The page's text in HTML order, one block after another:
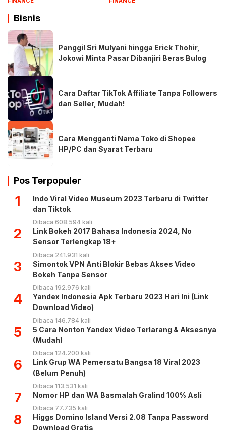
Bisnis
Panggil Sri Mulyani hingga Erick Thohir,
Jokowi Minta Pasar Dibanjiri Beras Bulog
Cara Daftar TikTok Affiliate Tanpa Followers
dan Seller, Mudah!
Cara Mengganti Nama Toko di Shopee
HP/PC dan Syarat Terbaru
Pos Terpopuler
1
Indo Viral Video Museum 2023 Terbaru di Twitter
dan Tiktok
Dibaca 608.594 kali
2
Link Bokeh 2017 Bahasa Indonesia 2024, No
Sensor Terlengkap 18+
Dibaca 241.931 kali
3
Simontok VPN Anti Blokir Bebas Akses Video
Bokeh Tanpa Sensor
Dibaca 192.976 kali
4
Yandex Indonesia Apk Terbaru 2023 Hari Ini (Link
Download Video)
Dibaca 146.784 kali
5
5 Cara Nonton Yandex Video Terlarang & Aksesnya
(Mudah)
Dibaca 124.200 kali
6
Link Grup WA Pemersatu Bangsa 18 Viral 2023
(Belum Penuh)
Dibaca 113.531 kali
7 Nomor HP dan WA Basmalah Gralind 100% Asli
Dibaca 77.735 kali
8
Higgs Domino Island Versi 2.08 Tanpa Password
Download Gratis